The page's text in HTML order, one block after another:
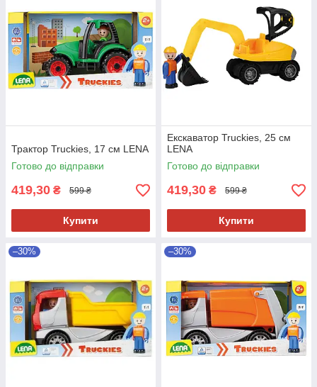
Трактор Truckies, 17 см LENA
Готово до відправки
419,30 ₴ 599 ₴
Купити
Екскаватор Truckies, 25 см
LENA
Готово до відправки
419,30 ₴ 599 ₴
Купити
–30% –30%